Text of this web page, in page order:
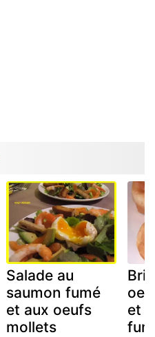
Salade au
saumon fumé
et aux oeufs
mollets
et